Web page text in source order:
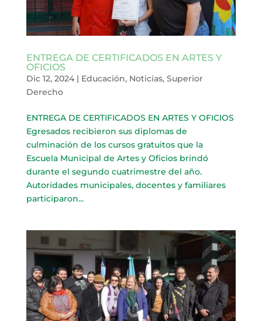
ENTREGA DE CERTIFICADOS EN ARTES Y
OFICIOS
Dic 12, 2024| Educación, Noticias, Superior
Derecho
ENTREGA DE CERTIFICADOS EN ARTES Y OFICIOS
Egresados recibieron sus diplomas de
culminación de los cursos gratuitos que la
Escuela Municipal de Artes y Oficios brindó
durante el segundo cuatrimestre del año.
Autoridades municipales, docentes y familiares
participaron...